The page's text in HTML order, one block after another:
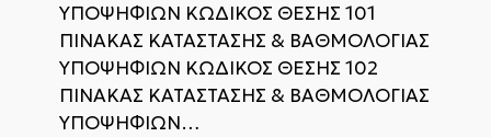
ΥΠΟΨΗΦΙΏΝ ΚΩΔΙΚΟΣ ΘΕΣΗΣ 101
ΠΙΝΑΚΑΣ ΚΑΤΑΣΤΑΣΗΣ & ΒΑΘΜΟΛΟΓΙΑΣ
ΥΠΟΨΗΦΙΏΝ ΚΩΔΙΚΟΣ ΘΕΣΗΣ 102
ΠΙΝΑΚΑΣ ΚΑΤΑΣΤΑΣΗΣ & ΒΑΘΜΟΛΟΓΙΑΣ
ΥΠΟΨΗΦΙΏΝ…